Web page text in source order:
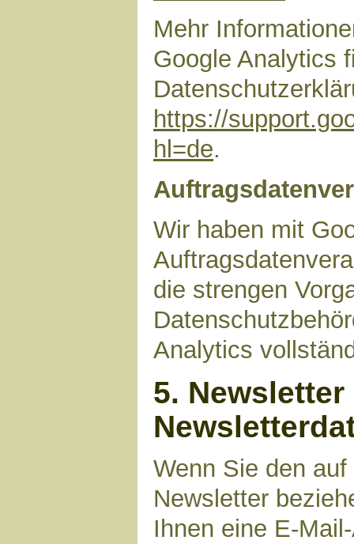
Mehr
Google Analytics
https://
hl=de.
Wir haben mit
die strengen
Analytics
5. Newsletter
Wenn Sie den
Newsletter
Ihnen eine E-